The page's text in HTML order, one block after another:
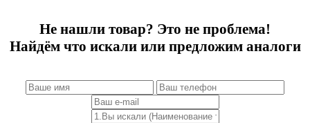
Не нашли товар? Это не проблема!
Найдём что искали или предложим аналоги